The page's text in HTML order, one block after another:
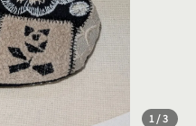
1/3